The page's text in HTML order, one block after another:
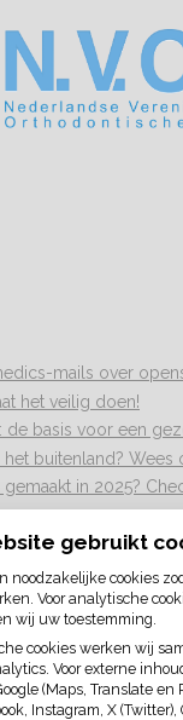
mails over
het veilig doen!
de basis voor een
het buitenland? Wees
in 2025?
geen toestemming
inhouddie nodig is om
gebruikt
noodzakelijke cookies
Voor analytische
wij uw toestemming.
cookies werken wij
Voor externe
(Maps, Translate en
Instagram, X (Twitter),